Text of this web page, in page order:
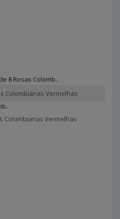
Colombianas Vermelhas
Colombianas Vermelhas